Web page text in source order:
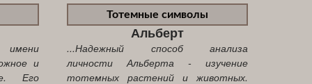
имени
и
Его
Тотемные символы
Альберт
...Надежный способ анализа
личности Альберта - изучение
тотемных растений и животных.